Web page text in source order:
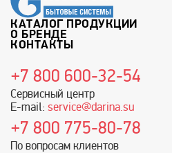
КАТАЛОГ ПРОДУКЦИИ
О БРЕНДЕ
КОНТАКТЫ
+7 800 600-32-54
Сервисный центр
E-mail: service@darina.su
+7 800 775-80-78
По вопросам клиентов